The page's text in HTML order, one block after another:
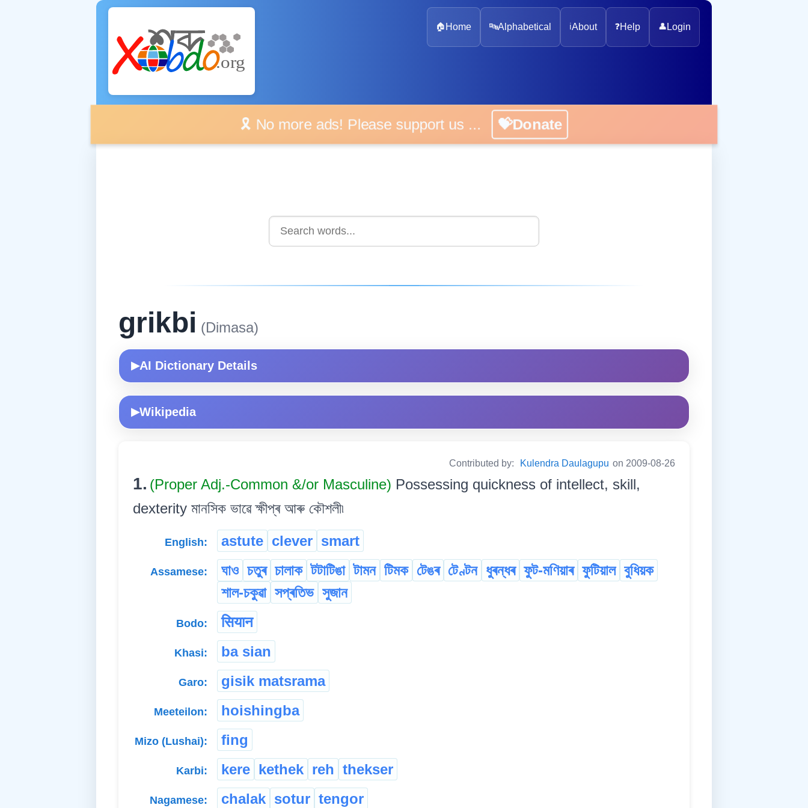
🏠 Home 🔤Alphabetical ℹ️About ❓Help 👤 Login
🎗️ No more ads! Please support us ... 💝Donate
grikbi (Dimasa)
▶AI Dictionary Details
▶Wikipedia
Contributed by: Kulendra Daulagupu on 2009-08-26
1. (Proper Adj.-Common &/or Masculine) Possessing quickness of intellect, skill,
dexterity মানসিক ভাৱে ক্ষীপ্ৰ আৰু কৌশলী৷
English: astute clever smart
Assamese: ঘাও চতুৰ চালাক টটাটিঙা টামন টিমক টেঙৰ টেণ্টন ধুৰন্ধৰ ফুট-মণিয়াৰ ফুটিয়াল বুধিয়ক
শাল-চকুৱা সপ্ৰতিভ সুজান
Bodo: सियान
Khasi: ba sian
Garo: gisik matsrama
Meeteilon: hoishingba
Mizo (Lushai): fing
Karbi: kere kethek reh thekser
Nagamese: chalak sotur tengor